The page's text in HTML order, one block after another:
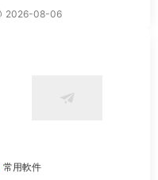
2026-08-06
常用軟件